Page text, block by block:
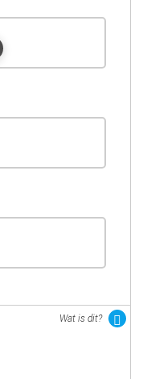
Wat is dit?